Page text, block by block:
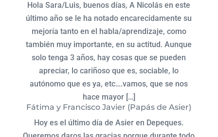
Hola Sara/Luis, buenos días, A Nicolás en este
último año se le ha notado encarecidamente su
mejoría tanto en el habla/aprendizaje, como
también muy importante, en su actitud. Aunque
solo tenga 3 años, hay cosas que se pueden
apreciar, lo cariñoso que es, sociable, lo
autónomo que es ya, etc….vamos, que se nos
hace mayor […]
Fátima y Francisco Javier (Papás de Asier)
Hoy es el último día de Asier en Depeques.